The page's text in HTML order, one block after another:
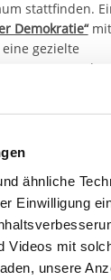
ähnliche
Einwilligung
Videos mit
unsere
stattfinden.
Demokratie“mit
gezielte
Kampagne
Mitglieder mit
getroffen
von
zu besprechen.
„Identitäre
mit „IB“